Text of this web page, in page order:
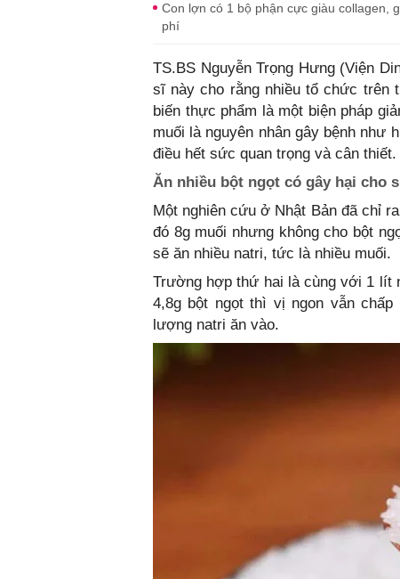
Con lợn có 1 bộ phận cực giàu collagen,
phí
TS.BS Nguyễn Trọng Hưng (Viện
sĩ này cho rằng nhiều tổ chức trên
biến thực phẩm là một biện pháp
muối là nguyên nhân gây bệnh như
điều hết sức quan trọng và cân thiết.
Ăn nhiều bột ngọt có gây hại cho
Một nghiên cứu ở Nhật Bản đã chỉ
đó 8g muối nhưng không cho bột
sẽ ăn nhiều natri, tức là nhiều muối.
Trường hợp thứ hai là cùng với 1 lít
4,8g bột ngọt thì vị ngon vẫn
lượng natri ăn vào.